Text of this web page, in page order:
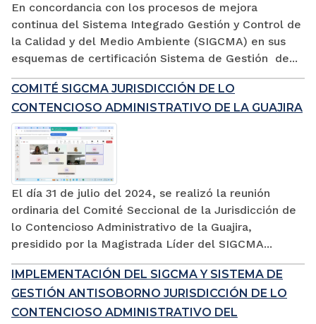
En concordancia con los procesos de mejora
continua del Sistema Integrado Gestión y Control de
la Calidad y del Medio Ambiente (SIGCMA) en sus
esquemas de certificación Sistema de Gestión de...
COMITÉ SIGCMA JURISDICCIÓN DE LO
CONTENCIOSO ADMINISTRATIVO DE LA GUAJIRA
El día 31 de julio del 2024, se realizó la reunión
ordinaria del Comité Seccional de la Jurisdicción de
lo Contencioso Administrativo de la Guajira,
presidido por la Magistrada Líder del SIGCMA...
IMPLEMENTACIÓN DEL SIGCMA Y SISTEMA DE
GESTIÓN ANTISOBORNO JURISDICCIÓN DE LO
CONTENCIOSO ADMINISTRATIVO DEL